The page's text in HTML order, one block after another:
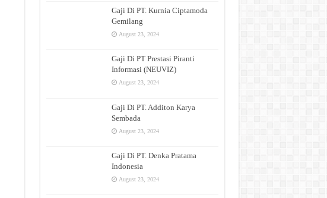
Gaji Di PT. Kurnia Ciptamoda
Gemilang
August 23, 2024
Gaji Di PT Prestasi Piranti
Informasi (NEUVIZ)
August 23, 2024
Gaji Di PT. Additon Karya
Sembada
August 23, 2024
Gaji Di PT. Denka Pratama
Indonesia
August 23, 2024